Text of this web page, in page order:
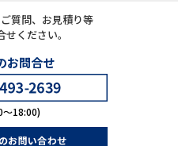
質問、お見積り等
ください。
お問合せ
～18:00)